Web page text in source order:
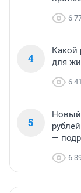
6
4
Какой
для
6
5
Новый
—
6